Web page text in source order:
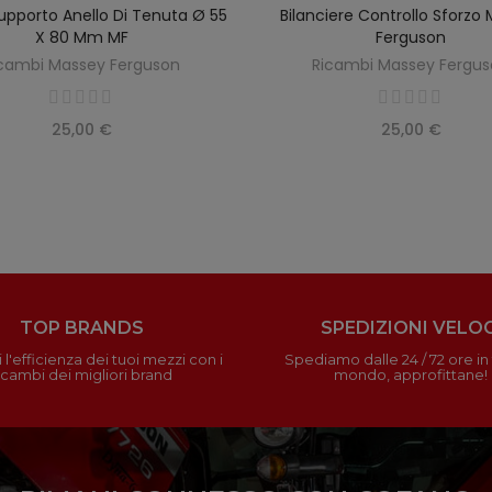
AGGIUNGI AL CARRELLO
Anello Di Tenuta Ø 55
X 80 Mm MF
Massey Ferguson
25,00 €
AGGIUNGI AL
Bilanciere Controllo Sforzo
Ferguson
Ricambi Massey
25,00 €
TOP BRANDS
l'efficienza dei tuoi mezzi con i
dei migliori brand
SPEDIZIONI
Spediamo dalle 24 / 72 ore
mondo, approfittane!